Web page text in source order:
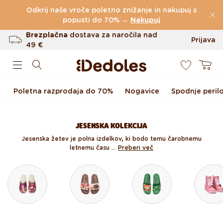
Preskoči na vsebino
Odkrij naše vroče poletno znižanje in nakupuj s
popusti do 70% → Nakupuj
(60.231 Ocen)
Brezplačna dostava za naročila nad
49 €
Do 100 dni za vračilo
Prijava
Košarica
Poletna razprodaja do 70% Nogavice Spodnje
JESENSKA KOLEKCIJA
Jesenska žetev je polna izdelkov, ki bodo temu čarobnemu
letnemu času ... Preberi več